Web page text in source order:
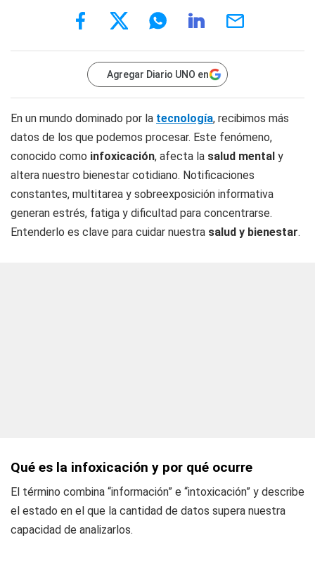
Agregar Diario UNO en
En un mundo dominado por la tecnología, recibimos más
datos de los que podemos procesar. Este fenómeno,
conocido como infoxicación, afecta la salud mental y
altera nuestro bienestar cotidiano. Notificaciones
constantes, multitarea y sobreexposición informativa
generan estrés, fatiga y dificultad para concentrarse.
Entenderlo es clave para cuidar nuestra salud y bienestar.
Qué es la infoxicación y por qué ocurre
El término combina “información” e “intoxicación” y describe
el estado en el que la cantidad de datos supera nuestra
capacidad de analizarlos.